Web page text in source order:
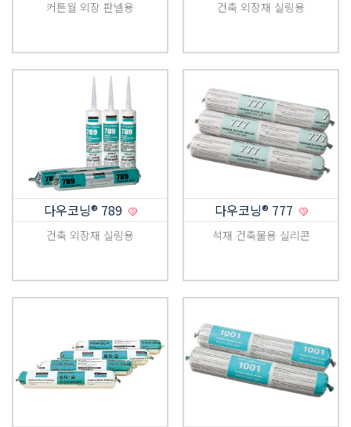
커튼월 외장 판넬용 건축 외장재 실링용
다우코닝® 789
건축 외장재 실링용
다우코닝® 777
석재 건축물용 실리콘